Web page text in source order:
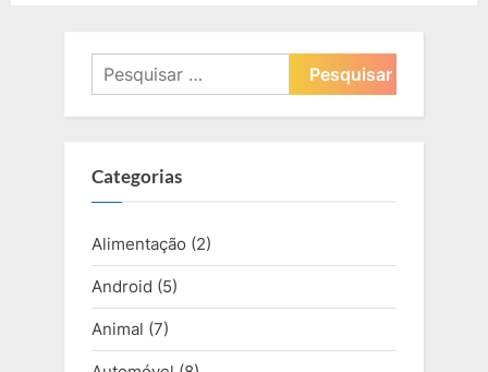
Pesquisar
por:
Categorias
Alimentação (2)
Android (5)
Animal (7)